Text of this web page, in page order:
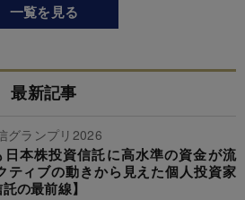
一覧を見る
最新記事
グランプリ2026
本株投資信託に高水準の資金が流
ティブの動きから見えた個人投資家
の最前線】